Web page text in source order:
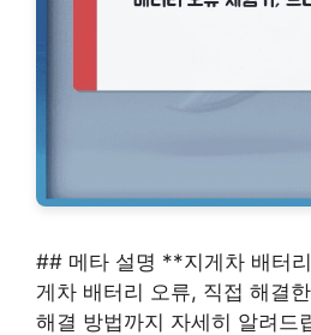
## 메타 설명 **지게차 배터
게차 배터리 오류, 직접 해결
해결 방법까지 자세히 알려